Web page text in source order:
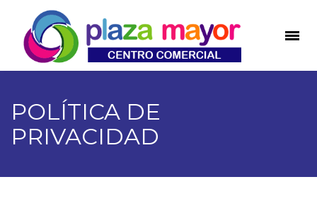
POLÍTICA DE
PRIVACIDAD